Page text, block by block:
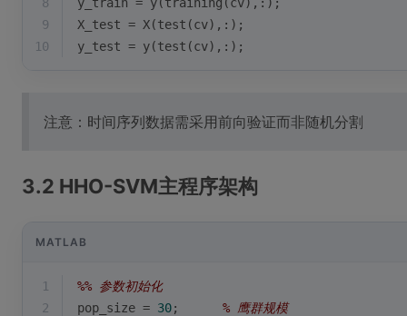
9
X_test = X(test(cv),:);
10
y_test = y(test(cv),:);
注意：时间序列数据需采用前向验证而非随机分割
3.2 HHO-SVM主程序架构
MATLAB
1
%% 参数初始化
2
pop_size = 30; % 鹰群规模